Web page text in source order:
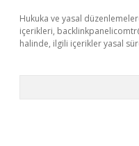
Hukuka ve yasal
içerikleri,
halinde, ilgili içerikler yasal